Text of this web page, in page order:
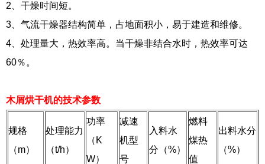
2、干燥时间短。
3、气流干燥器结构简单，占地面积小，易于建造和维修。
4、处理量大，热效率高。当干燥非结合水时，热效率可达
60％。
木屑烘干机的技术参数
规格
（m）
处理能力
（t/h）
功率
（K
W）
减速
机型
号
入料水
分（%）
燃料
煤热
值
出料水分
（%）